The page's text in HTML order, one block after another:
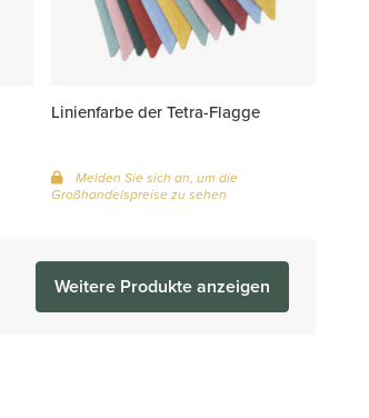
Linienfarbe der Tetra-Flagge
Melden Sie sich an, um die
Großhandelspreise zu sehen
Weitere Produkte anzeigen